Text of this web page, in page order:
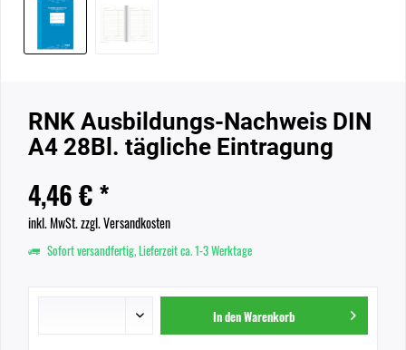
RNK Ausbildungs-Nachweis DIN
A4 28Bl. tägliche Eintragung
4,46 € *
inkl. MwSt.zzgl. Versandkosten
Sofort versandfertig, Lieferzeit ca. 1-3 Werktage
In denWarenkorb